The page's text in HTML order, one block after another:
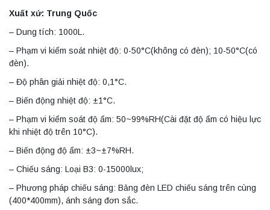
Xuất xứ: Trung Quốc
– Dung tích: 1000L.
– Phạm vi kiểm soát nhiệt độ: 0-50°C(không có đèn); 10-50°C(có
đèn).
– Độ phân giải nhiệt độ: 0,1°C.
– Biến động nhiệt độ: ±1°C.
– Phạm vi kiểm soát độ ẩm: 50~99%RH(Cài đặt độ ẩm có hiệu lực
khi nhiệt độ trên 10°C).
– Biến động độ ẩm: ±3~±7%RH.
– Chiếu sáng: Loại B3: 0-15000lux;
– Phương pháp chiếu sáng: Bảng đèn LED chiếu sáng trên cùng
(400*400mm), ánh sáng đơn sắc.